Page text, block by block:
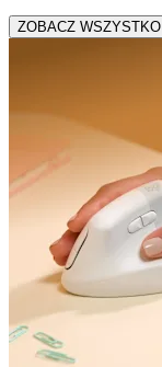
ZOBACZ WSZYSTKO